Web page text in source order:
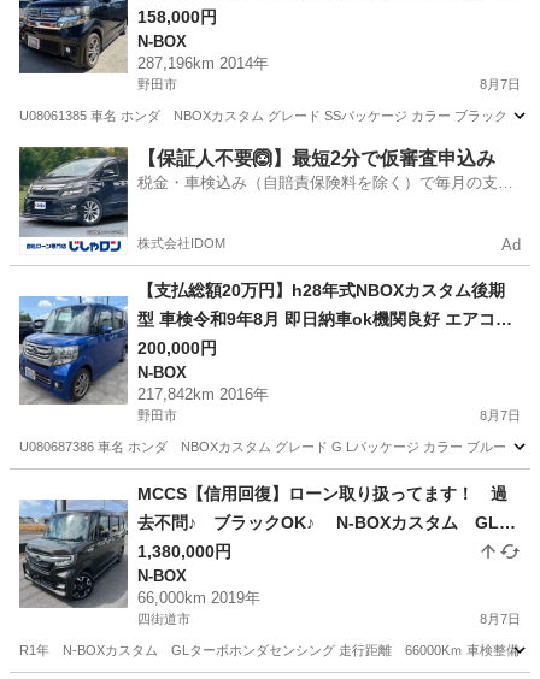
スラ CTBA 不具合無し！
158,000円
N-BOX
287,196km 2014年
野田市 8月7日
U08061385 車名 ホンダ NBOXカスタム グレード SSパッケージ カラー ブラック
千葉 野田市 N-BOX 車両
【保証人不要🙆】最短2分で仮審査申込み
税金・車検込み（自賠責保険料を除く）で毎月の支払
株式会社IDOM Ad
【支払総額20万円】h28年式NBOXカスタム後期
型 車検令和9年8月 即日納車ok機関良好 エアコン
バッチリ フルセグTV Bluetooth バックカメラ 修
復歴無し ワンオーナー
200,000円
N-BOX
217,842km 2016年
野田市 8月7日
U080687386 車名 ホンダ NBOXカスタム グレード G Lパッケージ カラー ブルー
車両
MCCS【信用回復】ローン取り扱ってます！ 過
去不問♪ ブラックOK♪ N-BOXカスタム GLタ
ーボホンダセンシング お問い合わせ大歓迎です
♪！
1,380,000円
N-BOX
66,000km 2019年
四街道市 8月7日
R1年 N-BOXカスタム GLターボホンダセンシング 走行距離 66000Kｍ 車検整備付